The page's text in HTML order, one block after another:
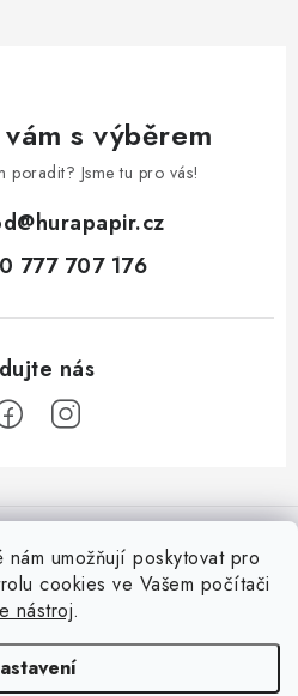
nám umožňují poskytovat pro
cookies ve Vašem počítači
nástroj.
s výběrem
poradit? Jsme tu pro vás!
@hurapapir.cz
777 707 176